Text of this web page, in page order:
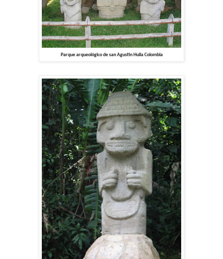
Parque arqueológico de san Agustin Huila Colombia